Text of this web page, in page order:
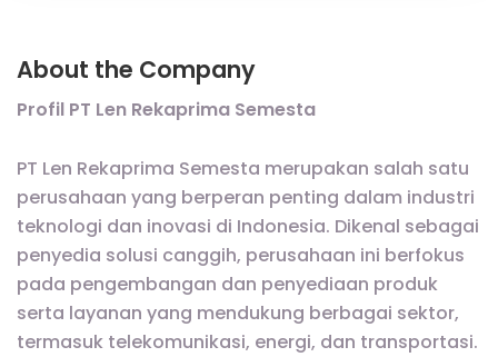
About the Company
Profil PT Len Rekaprima Semesta
PT Len Rekaprima Semesta merupakan salah satu
perusahaan yang berperan penting dalam industri
teknologi dan inovasi di Indonesia. Dikenal sebagai
penyedia solusi canggih, perusahaan ini berfokus
pada pengembangan dan penyediaan produk
serta layanan yang mendukung berbagai sektor,
termasuk telekomunikasi, energi, dan transportasi.